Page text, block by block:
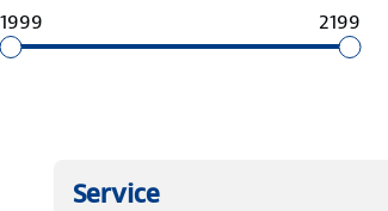
1999
2199
Service